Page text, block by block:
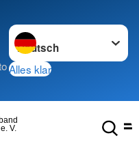
Sprache wechseln zu
Alles klar
V.